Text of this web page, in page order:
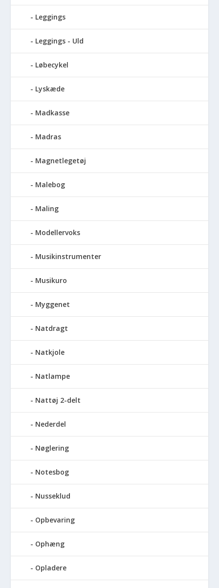
Leggings
Leggings - Uld
Løbecykel
Lyskæde
Madkasse
Madras
Magnetlegetøj
Malebog
Maling
Modellervoks
Musikinstrumenter
Musikuro
Myggenet
Natdragt
Natkjole
Natlampe
Nattøj 2-delt
Nederdel
Nøglering
Notesbog
Nusseklud
Opbevaring
Ophæng
Opladere